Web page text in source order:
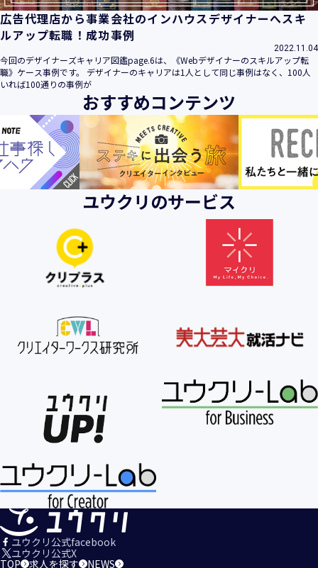
当社は、以下の方法により、個人情報を取得させていただき
ます。
当社サービスにおいて、自ら入力された個人情報を、当社は
取得・収集させていただきます。
・電子メール、郵便、書面、電話等の手段により取得・収集
させていただく方法
当社に対し、電子メール、郵便、書面、電話等の手段によっ
て、ご提供いただいた個人情報を、当社は取得・収集させて
いただきます。
・当社等へアクセスされた際に情報を収集させていただく方
す。これらの情報には、利用されるURL、ブラウザや携帯電
話の種類、IPアドレスなどの情報を含みます。
【個人情報の利用目的の公表】
当社は、個人情報を次の利用目的の範囲内で利用すること
第１項及びJISQ15001:2017の附属書A.3.4.2.4に基づき公表し
＜個人情報の利用目的＞
１．当社のサービスを提供するため
２．当社のサービスを安心・安全にご利用いただける環境整
備のため
３．当社のサービスの運営・管理のため
４．当社のサービスに関するご案内、お問い合せ等への対応
５．当社、その他当社のサービスについての調査・データ集
積、改善、研究開発のため
６．当社がおすすめする商品・サービスなどのご案内を送
信・送付するため
７．当社とお客様の間での必要な連絡を行うため
８．当社のサービスに関する当社の規約、ポリシー等（以下
「規約等」といいます。）に違反する行為に対する対応のた
広告代理店から事業会社のインハウスデザイナーへスキ
ルアップ転職！成功事例
2022.11.04
今回のデザイナーズキャリア図鑑page.6は、《Webデザイナーのスキルアップ転
職》ケース事例です。 デザイナーのキャリアは1人として同じ事例はなく、100人
いれば100通りの事例が
おすすめコンテンツ
ユウクリのサービス
ユウクリ公式facebook
ユウクリ公式X
TOP 求人を探す NEWS